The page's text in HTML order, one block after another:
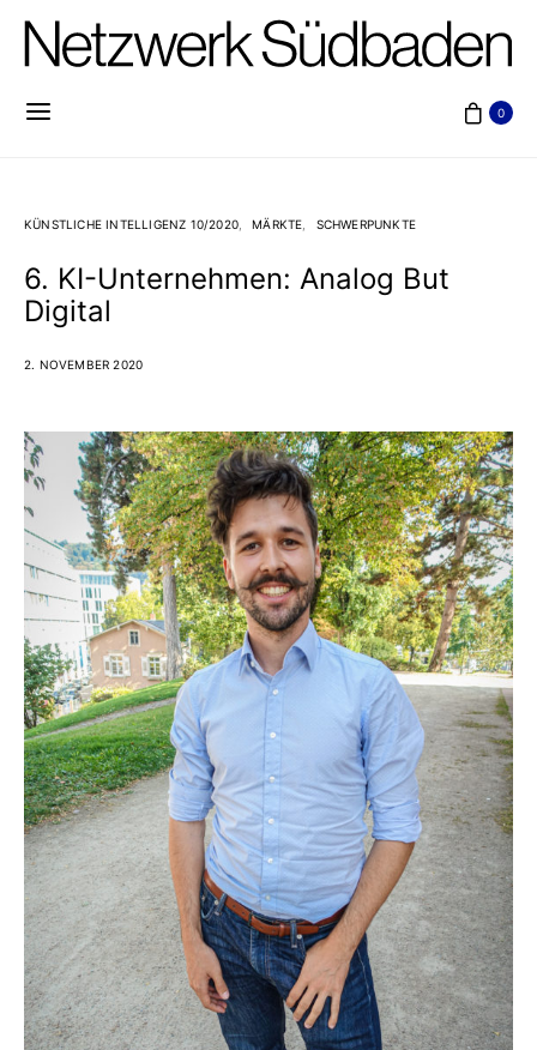
0
KÜNSTLICHE INTELLIGENZ 10/2020 MÄRKTE SCHWERPUNKTE
6. KI-Unternehmen: Analog But
Digital
2. NOVEMBER 2020